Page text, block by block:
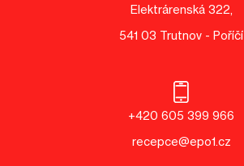
Elektrárenská 322,
541 03 Trutnov - Poříčí
+420 605 399 966
recepce@epo1.cz